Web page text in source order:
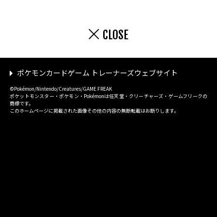
CLOSE
ポケモンカードゲーム トレーナーズウェブサイト
©Pokémon/Nintendo/Creatures/GAME FREAK
ポケットモンスター・ポケモン・Pokémonは任天堂・クリーチャーズ・ゲームフリークの
商標です。
このホームページに掲載された画像その他の内容の無断転載はお断りします。